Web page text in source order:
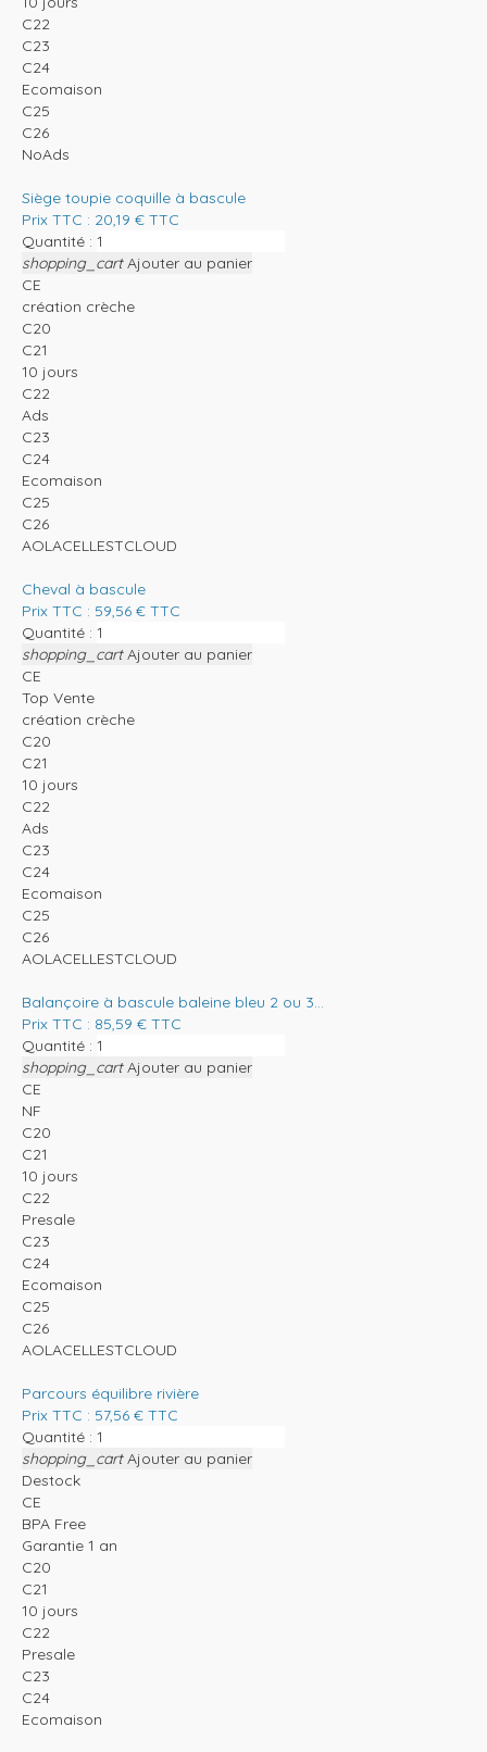
C22
C23
C24
Ecomaison
C25
C26
NoAds
Siège toupie coquille à bascule
Prix TTC : 20,19 € TTC
Quantité :
shopping_cart Ajouter au panier
CE
création crèche
C20
C21
10 jours
C22
Ads
C23
C24
Ecomaison
C25
C26
AOLACELLESTCLOUD
Cheval à bascule
Prix TTC : 59,56 € TTC
Quantité :
shopping_cart Ajouter au panier
CE
Top Vente
création crèche
C20
C21
10 jours
C22
Ads
C23
C24
Ecomaison
C25
C26
AOLACELLESTCLOUD
Balançoire à bascule baleine bleu 2 ou 3...
Prix TTC : 85,59 € TTC
Quantité :
shopping_cart Ajouter au panier
CE
NF
C20
C21
10 jours
C22
Presale
C23
C24
Ecomaison
C25
C26
AOLACELLESTCLOUD
Parcours équilibre rivière
Prix TTC : 57,56 € TTC
Quantité :
shopping_cart Ajouter au panier
Destock
CE
BPA Free
Garantie 1 an
C20
C21
10 jours
C22
Presale
C23
C24
Ecomaison